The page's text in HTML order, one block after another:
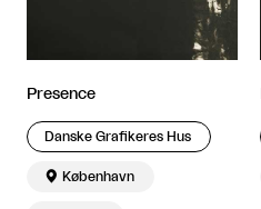
Presence
Danske Grafikeres Hus
 København